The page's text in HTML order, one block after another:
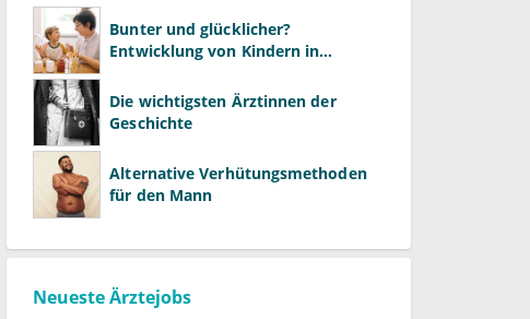
Bunter und glücklicher?
Entwicklung von Kindern in
Die wichtigsten Ärztinnen der
Geschichte
Alternative Verhütungsmethoden
für den Mann
Neueste Ärztejobs